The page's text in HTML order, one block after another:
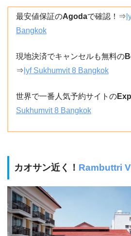
最安値保証のAgodaで確認！⇒
Bangkok
現地決済でキャンセルも無料の
⇒ lyf Sukhumvit 8 Bangkok
世界で一番人気予約サイトの
Sukhumvit 8 Bangkok
カオサン近く！ Rambuttri